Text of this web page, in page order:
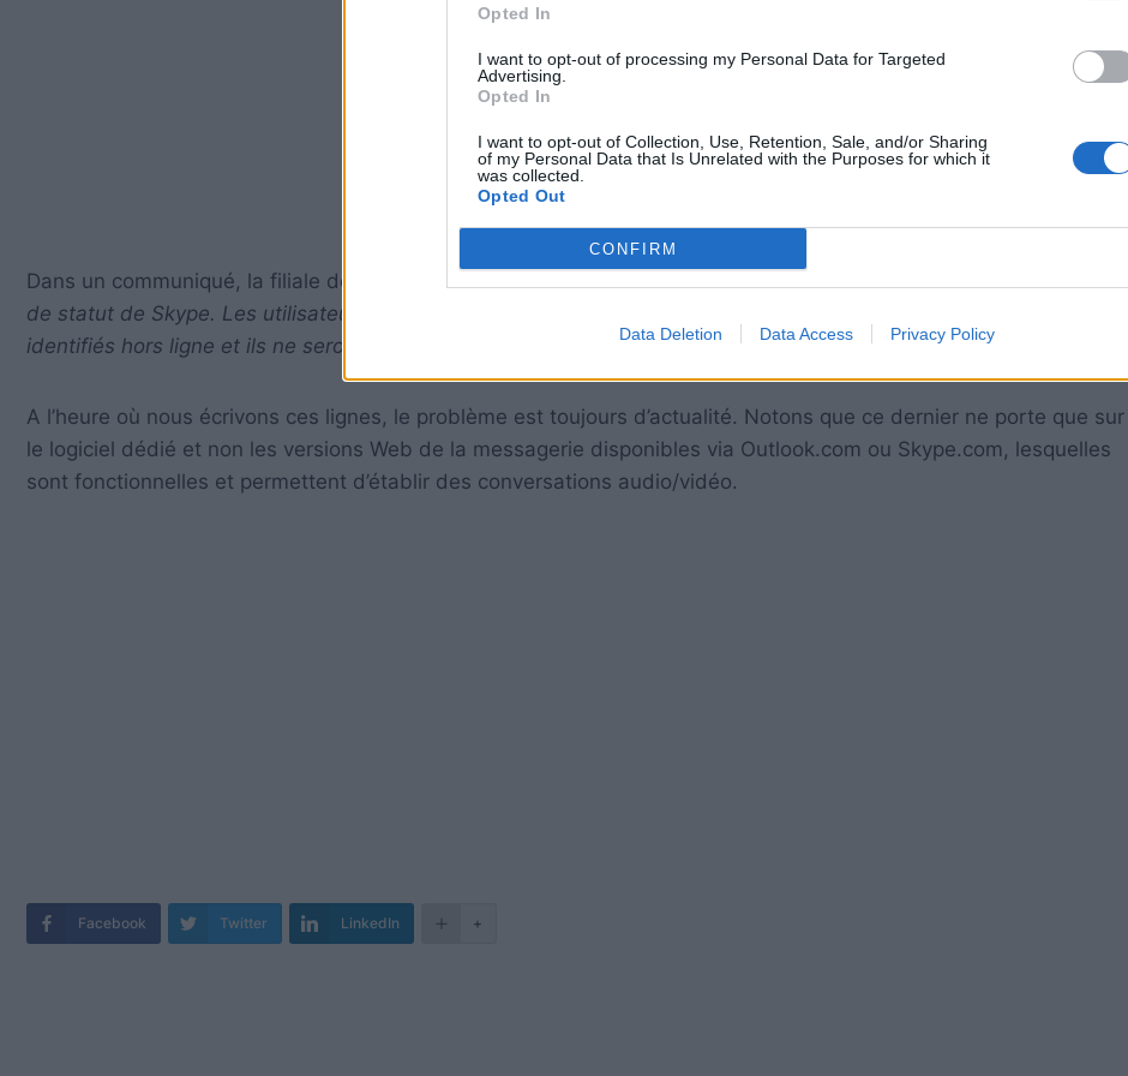
Opted In
I want to opt-out of processing my Personal Data for Targeted
Advertising.
Opted In
I want to opt-out of Collection, Use, Retention, Sale, and/or Sharing
of my Personal Data that Is Unrelated with the Purposes for which it
was collected.
Opted Out
CONFIRM
Data Deletion Data Access Privacy Policy
Dans un communiqué, la filiale de Microsoft explique ainsi : «Nous avons détecté un problème sur les paramètres
de statut de Skype. Les utilisateurs affectés ne seront pas en mesure de changer leur statut, leurs contacts seront
identifiés hors ligne et ils ne seront pas en mesure de démarrer un appel avec ces derniers».
A l’heure où nous écrivons ces lignes, le problème est toujours d’actualité. Notons que ce dernier ne porte que sur
le logiciel dédié et non les versions Web de la messagerie disponibles via Outlook.com ou Skype.com, lesquelles
sont fonctionnelles et permettent d’établir des conversations audio/vidéo.
Facebook Twitter LinkedIn +